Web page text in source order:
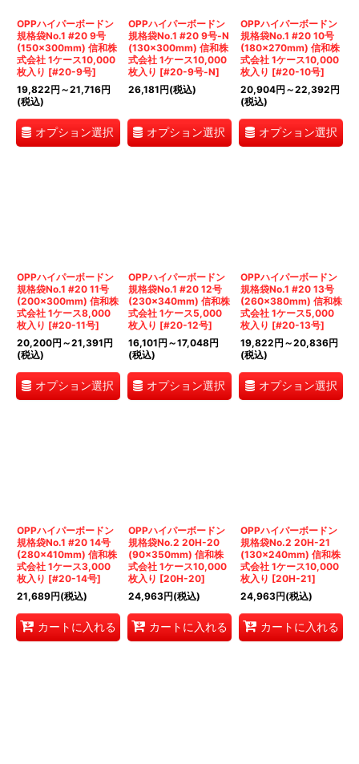
OPPハイパーボードン
規格袋No.1 #20 9号
(150×300mm) 信和株
式会社 1ケース10,000
枚入り [#20-9号]
19,822円 ～21,716円
(税込)
オプション選択
OPPハイパーボードン
規格袋No.1 #20 9号-N
(130×300mm) 信和株
式会社 1ケース10,000
枚入り [#20-9号-N]
26,181円(税込)
オプション選択
OPPハイパーボードン
規格袋No.1 #20 10号
(180×270mm) 信和株
式会社 1ケース10,000
枚入り [#20-10号]
20,904円 ～22,392円
(税込)
オプション選択
OPPハイパーボードン
規格袋No.1 #20 11号
(200×300mm) 信和株
式会社 1ケース8,000
枚入り [#20-11号]
20,200円 ～21,391円
(税込)
オプション選択
OPPハイパーボードン
規格袋No.1 #20 12号
(230×340mm) 信和株
式会社 1ケース5,000
枚入り [#20-12号]
16,101円 ～17,048円
(税込)
オプション選択
OPPハイパーボードン
規格袋No.1 #20 13号
(260×380mm) 信和株
式会社 1ケース5,000
枚入り [#20-13号]
19,822円 ～20,836円
(税込)
オプション選択
OPPハイパーボードン
規格袋No.1 #20 14号
(280×410mm) 信和株
式会社 1ケース3,000
枚入り [#20-14号]
21,689円(税込)
カートに入れる
OPPハイパーボードン
規格袋No.2 20H-20
(90×350mm) 信和株
式会社 1ケース10,000
枚入り [20H-20]
24,963円(税込)
カートに入れる
OPPハイパーボードン
規格袋No.2 20H-21
(130×240mm) 信和株
式会社 1ケース10,000
枚入り [20H-21]
24,963円(税込)
カートに入れる